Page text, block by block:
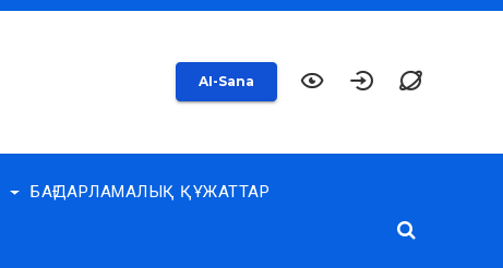
AI-Sana
БАҒДАРЛАМАЛЫҚ ҚҰЖАТТАР